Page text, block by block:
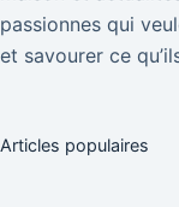
passionnes qui
et savourer ce
Articles populaires